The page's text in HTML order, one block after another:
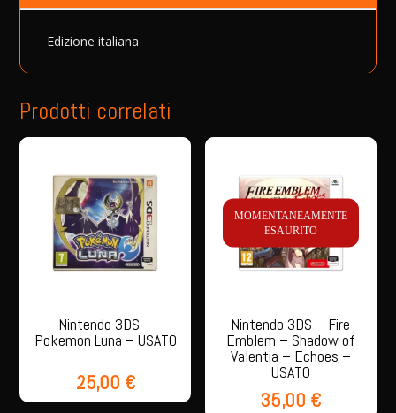
Edizione italiana
Prodotti correlati
Nintendo 3DS –
Pokemon Luna – USATO
25,00 €
MOMENTANEAMENTE
ESAURITO
Nintendo 3DS – Fire
Emblem – Shadow of
Valentia – Echoes –
USATO
35,00 €